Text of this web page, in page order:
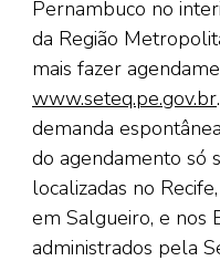
Pernambuco no
da Região
mais fazer
www.seteq.pe.gov.br
demanda
do agendamento só
localizadas no
em Salgueiro, e nos
administrados pela